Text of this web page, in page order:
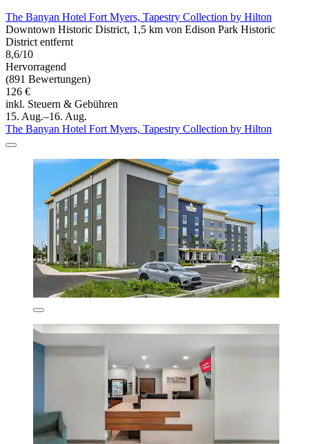
The Banyan Hotel Fort Myers, Tapestry Collection by Hilton
Downtown Historic District, 1,5 km von Edison Park Historic
District entfernt
8,6/10
Hervorragend
(891 Bewertungen)
126 €
inkl. Steuern & Gebühren
15. Aug.–16. Aug.
The Banyan Hotel Fort Myers, Tapestry Collection by Hilton